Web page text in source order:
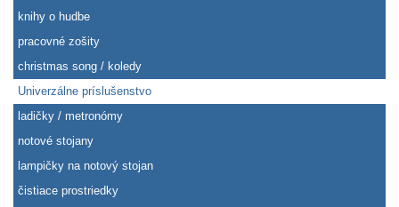
knihy o hudbe
pracovné zošity
christmas song / koledy
Univerzálne príslušenstvo
ladičky / metronómy
notové stojany
lampičky na notový stojan
čistiace prostriedky